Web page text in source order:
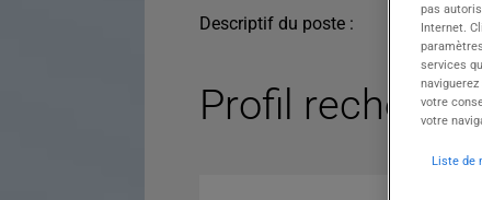
Descriptif du poste :
Profil
pas
Internet.
services
votre
votre
Liste de